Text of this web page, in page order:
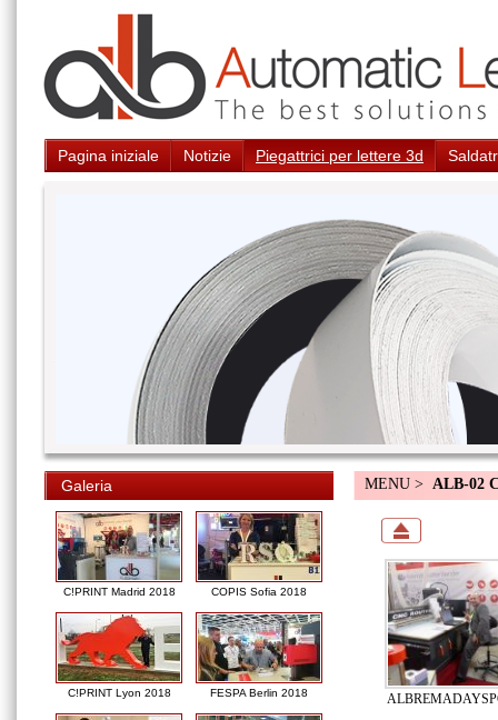
Pagina iniziale Notizie Piegattrici per lettere 3d
Galeria
C!PRINT Madrid 2018 COPIS Sofia 2018
C!PRINT Lyon 2018 FESPA Berlin 2018
MENU > ALB-02